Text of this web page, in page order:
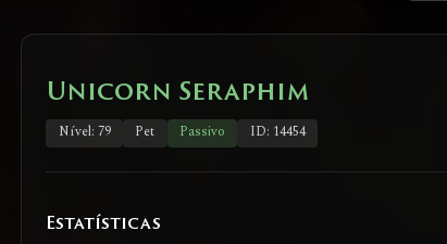
Unicorn Seraphim
Nível: 79 Pet Passivo ID: 14454
Estatísticas